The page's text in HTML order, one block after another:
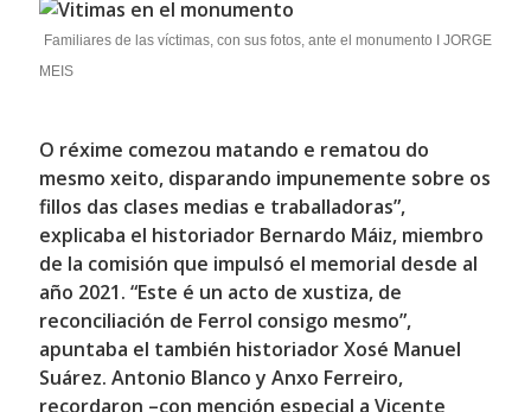
Familiares de las víctimas, con sus fotos, ante el monumento I JORGE
MEIS
O réxime comezou matando e rematou do
mesmo xeito, disparando impunemente sobre os
fillos das clases medias e traballadoras”,
explicaba el historiador Bernardo Máiz, miembro
de la comisión que impulsó el memorial desde al
año 2021. “Este é un acto de xustiza, de
reconciliación de Ferrol consigo mesmo”,
apuntaba el también historiadorXosé Manuel
Suárez. Antonio Blanco y Anxo Ferreiro,
recordaron –con mención especial a Vicente